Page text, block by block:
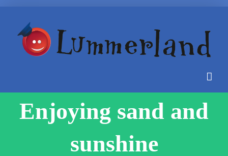
springen
Enjoying sand and
sunshine